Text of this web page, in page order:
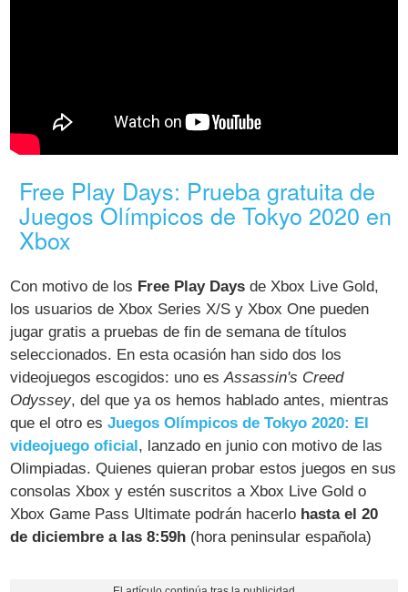
Free Play Days: Prueba gratuita de
Juegos Olímpicos de Tokyo 2020 en
Xbox
Con motivo de los Free Play Days de Xbox Live Gold,
los usuarios de Xbox Series X/S y Xbox One pueden
jugar gratis a pruebas de fin de semana de títulos
seleccionados. En esta ocasión han sido dos los
videojuegos escogidos: uno esAssassin's Creed
Odyssey, del que ya os hemos hablado antes, mientras
que el otro esJuegos Olímpicos de Tokyo 2020: El
videojuego oficial, lanzado en junio con motivo de las
Olimpiadas. Quienes quieran probar estos juegos en sus
consolas Xbox y estén suscritos a Xbox Live Gold o
Xbox Game Pass Ultimate podrán hacerlo hasta el 20
de diciembre a las 8:59h (hora peninsular española)